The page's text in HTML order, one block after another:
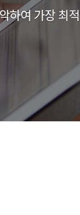
하여 가장 최